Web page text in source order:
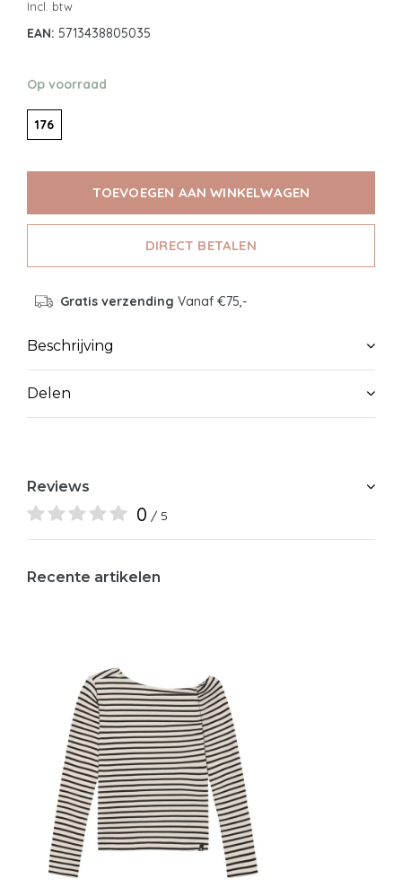
Incl. btw
EAN: 5713438805035
Op voorraad
176
TOEVOEGEN AAN WINKELWAGEN
DIRECT BETALEN
Gratis verzending Vanaf €75,-
Beschrijving
Delen
Reviews
0 / 5
Recente artikelen